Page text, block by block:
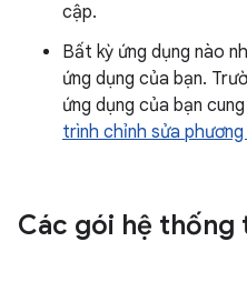
cập.
Bất kỳ ứng dụng nào
ứng dụng của bạn.
ứng dụng của bạn
trình chỉnh sửa
Các gói hệ thống